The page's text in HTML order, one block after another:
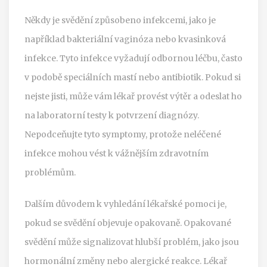
Někdy je svědění způsobeno infekcemi, jako je
například bakteriální vaginóza nebo kvasinková
infekce. Tyto infekce vyžadují odbornou léčbu, často
v podobě speciálních mastí nebo antibiotik. Pokud si
nejste jisti, může vám lékař provést výtěr a odeslat ho
na laboratorní testy k potvrzení diagnózy.
Nepodceňujte tyto symptomy, protože neléčené
infekce mohou vést k vážnějším zdravotním
problémům.
Dalším důvodem k vyhledání lékařské pomoci je,
pokud se svědění objevuje opakovaně. Opakované
svědění může signalizovat hlubší problém, jako jsou
hormonální změny nebo alergické reakce. Lékař